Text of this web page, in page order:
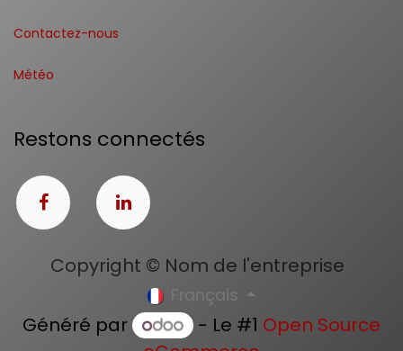
Contactez-nous
Météo
Restons connectés
Copyright © Nom de l'entreprise
Français
Généré par - Le #1 Open Source